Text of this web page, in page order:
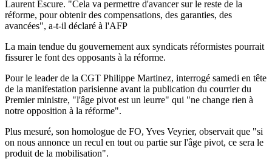
Laurent Escure. "Cela va permettre d'avancer sur le reste de la
réforme, pour obtenir des compensations, des garanties, des
avancées", a-t-il déclaré à l'AFP
La main tendue du gouvernement aux syndicats réformistes pourrait
fissurer le font des opposants à la réforme.
Pour le leader de la CGT Philippe Martinez, interrogé samedi en tête
de la manifestation parisienne avant la publication du courrier du
Premier ministre, "l'âge pivot est un leurre" qui "ne change rien à
notre opposition à la réforme".
Plus mesuré, son homologue de FO, Yves Veyrier, observait que "si
on nous annonce un recul en tout ou partie sur l'âge pivot, ce sera le
produit de la mobilisation".